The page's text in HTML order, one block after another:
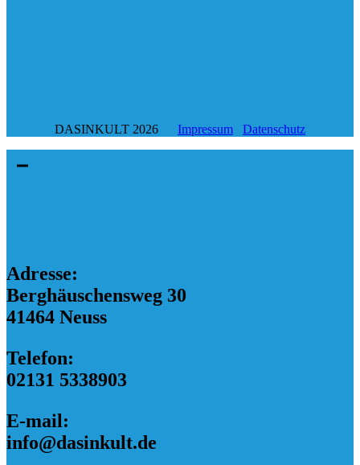
DASINKULT 2026 Impressum Datenschutz
Adresse:
Berghäuschensweg 30
41464 Neuss
Telefon:
02131 5338903
E-mail:
info@dasinkult.de